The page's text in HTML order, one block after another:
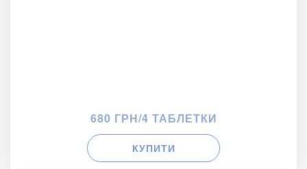
680 ГРН/4 ТАБЛЕТКИ
КУПИТИ